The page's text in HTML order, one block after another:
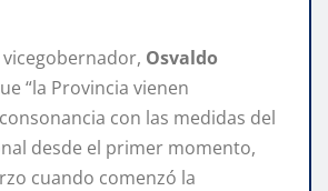
Osvaldo
“la Provincia vienen
con las medidas del
desde el primer momento,
cuando comenzó la